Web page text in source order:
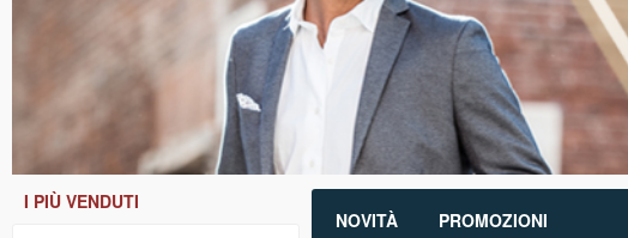
NOVITÀ PROMOZIONI
I PIÙ VENDUTI